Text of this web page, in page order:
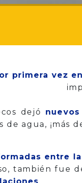
primera vez
dejó
agua, ¡más
entre
también fue